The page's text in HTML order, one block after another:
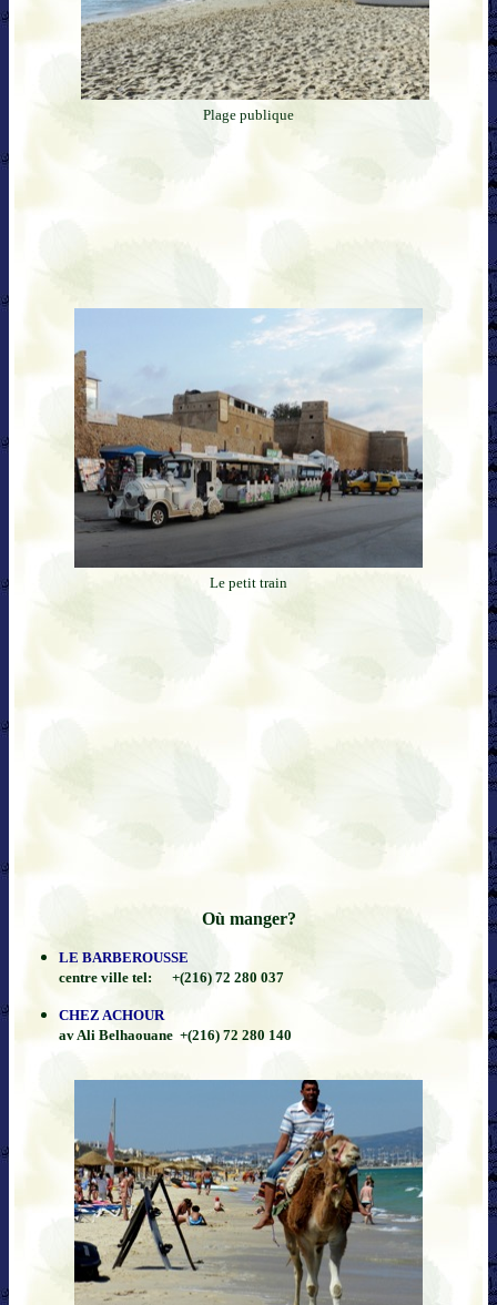
Plage publique
Le petit train
Où manger?
LE BARBEROUSSE
centre ville tel: +(216) 72 280 037
CHEZ ACHOUR
av Ali Belhaouane +(216) 72 280 140